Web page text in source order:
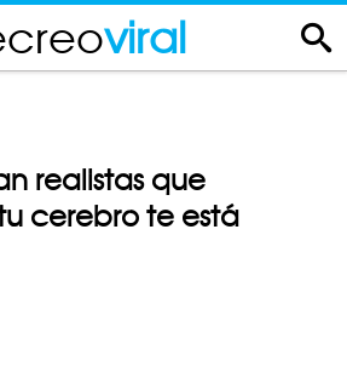
viral
realistas que
cerebro te está